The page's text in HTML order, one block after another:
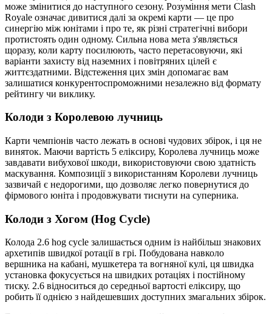
може змінитися до наступного сезону. Розуміння мети Clash
Royale означає дивитися далі за окремі карти — це про
синергію між юнітами і про те, як різні стратегічні вибори
протистоять один одному. Сильна нова мета з'являється
щоразу, коли карту посилюють, часто перетасовуючи, які
варіанти захисту від наземних і повітряних цілей є
життєздатними. Відстеження цих змін допомагає вам
залишатися конкурентоспроможними незалежно від формату
рейтингу чи виклику.
Колоди з Королевою лучниць
Карти чемпіонів часто лежать в основі чудових збірок, і ця не
виняток. Маючи вартість 5 еліксиру, Королева лучниць може
завдавати вибухової шкоди, використовуючи свою здатність
маскування. Композиції з використанням Королеви лучниць
зазвичай є недорогими, що дозволяє легко повернутися до
фірмового юніта і продовжувати тиснути на суперника.
Колоди з Хогом (Hog Cycle)
Колода 2.6 hog cycle залишається одним із найбільш знакових
архетипів швидкої ротації в грі. Побудована навколо
вершника на кабані, мушкетера та вогняної кулі, ця швидка
установка фокусується на швидких ротаціях і постійному
тиску. 2.6 відноситься до середньої вартості еліксиру, що
робить її однією з найдешевших доступних змагальних збірок.